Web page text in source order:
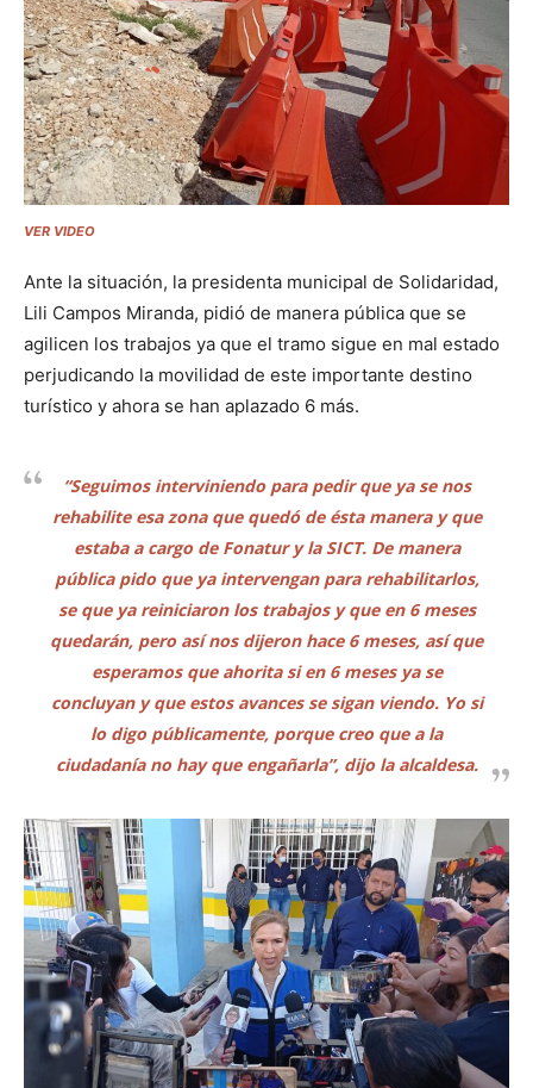
VER VIDEO
Ante la situación, la presidenta municipal de Solidaridad,
Lili Campos Miranda, pidió de manera pública que se
agilicen los trabajos ya que el tramo sigue en mal estado
perjudicando la movilidad de este importante destino
turístico y ahora se han aplazado 6 más.
“Seguimos interviniendo para pedir que ya se nos
rehabilite esa zona que quedó de ésta manera y que
estaba a cargo de Fonatur y la SICT. De manera
pública pido que ya intervengan para rehabilitarlos,
se que ya reiniciaron los trabajos y que en 6 meses
quedarán, pero así nos dijeron hace 6 meses, así que
esperamos que ahorita si en 6 meses ya se
concluyan y que estos avances se sigan viendo. Yo si
lo digo públicamente, porque creo que a la
ciudadanía no hay que engañarla”, dijo la alcaldesa.